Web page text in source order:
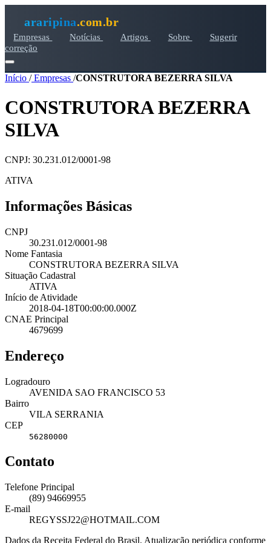
araripina.com.br
Empresas Notícias Artigos Sobre
Sugerir
correção
Início /Empresas /CONSTRUTORA BEZERRA SILVA
CONSTRUTORA BEZERRA
SILVA
CNPJ: 30.231.012/0001-98
ATIVA
Informações Básicas
CNPJ
30.231.012/0001-98
Nome Fantasia
CONSTRUTORA BEZERRA SILVA
Situação Cadastral
ATIVA
Início de Atividade
2018-04-18T00:00:00.000Z
CNAE Principal
4679699
Endereço
Logradouro
AVENIDA SAO FRANCISCO 53
Bairro
VILA SERRANIA
CEP
56280000
Contato
Telefone Principal
(89) 94669955
E-mail
REGYSSJ22@HOTMAIL.COM
Dados da Receita Federal do Brasil. Atualização periódica conforme